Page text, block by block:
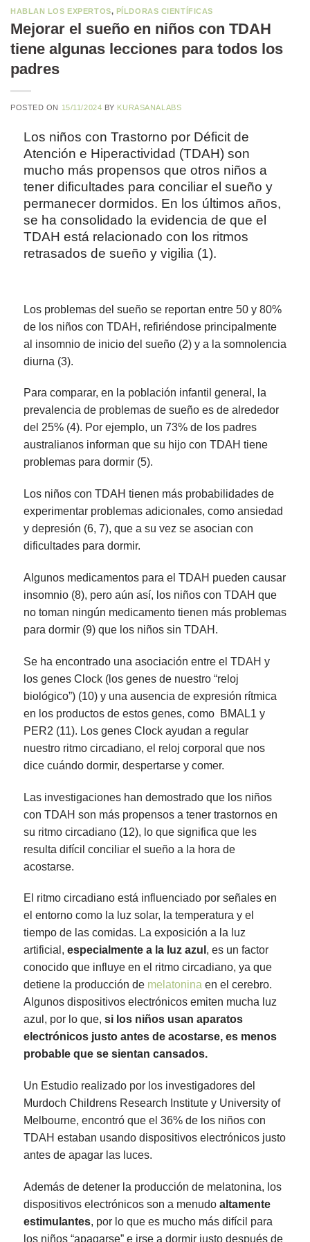
HABLAN LOS EXPERTOS, PÍLDORAS CIENTÍFICAS
Mejorar el sueño en niños con TDAH
tiene algunas lecciones para todos los
padres
POSTED ON 15/11/2024 BY KURASANALABS
Los niños con Trastorno por Déficit de
Atención e Hiperactividad (TDAH) son
mucho más propensos que otros niños a
tener dificultades para conciliar el sueño y
permanecer dormidos. En los últimos años,
se ha consolidado la evidencia de que el
TDAH está relacionado con los ritmos
retrasados de sueño y vigilia (1).
Los problemas del sueño se reportan entre 50 y 80%
de los niños con TDAH, refiriéndose principalmente
al insomnio de inicio del sueño (2) y a la somnolencia
diurna (3).
Para comparar, en la población infantil general, la
prevalencia de problemas de sueño es de alrededor
del 25% (4). Por ejemplo, un 73% de los padres
australianos informan que su hijo con TDAH tiene
problemas para dormir (5).
Los niños con TDAH tienen más probabilidades de
experimentar problemas adicionales, como ansiedad
y depresión (6, 7), que a su vez se asocian con
dificultades para dormir.
Algunos medicamentos para el TDAH pueden causar
insomnio (8), pero aún así, los niños con TDAH que
no toman ningún medicamento tienen más problemas
para dormir (9) que los niños sin TDAH.
Se ha encontrado una asociación entre el TDAH y
los genes Clock (los genes de nuestro “reloj
biológico”) (10) y una ausencia de expresión rítmica
en los productos de estos genes, como BMAL1 y
PER2 (11). Los genes Clock ayudan a regular
nuestro ritmo circadiano, el reloj corporal que nos
dice cuándo dormir, despertarse y comer.
Las investigaciones han demostrado que los niños
con TDAH son más propensos a tener trastornos en
su ritmo circadiano (12), lo que significa que les
resulta difícil conciliar el sueño a la hora de
acostarse.
El ritmo circadiano está influenciado por señales en
el entorno como la luz solar, la temperatura y el
tiempo de las comidas. La exposición a la luz
artificial, especialmente a la luz azul , es un factor
conocido que influye en el ritmo circadiano, ya que
detiene la producción de melatonina en el cerebro.
Algunos dispositivos electrónicos emiten mucha luz
azul, por lo que, si los niños usan aparatos
electrónicos justo antes de acostarse, es menos
probable que se sientan cansados.
Un Estudio realizado por los investigadores del
Murdoch Childrens Research Institute y University of
Melbourne, encontró que el 36% de los niños con
TDAH estaban usando dispositivos electrónicos justo
antes de apagar las luces.
Además de detener la producción de melatonina, los
dispositivos electrónicos son a menudo altamente
estimulantes, por lo que es mucho más difícil para
los niños “apagarse” e irse a dormir justo después de